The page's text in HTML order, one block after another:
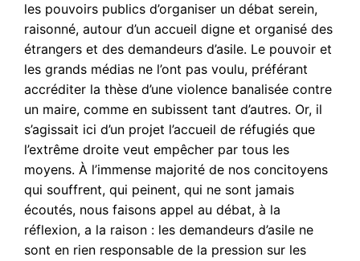
les pouvoirs publics d’organiser un débat serein,
raisonné, autour d’un accueil digne et organisé des
étrangers et des demandeurs d’asile. Le pouvoir et
les grands médias ne l’ont pas voulu, préférant
accréditer la thèse d’une violence banalisée contre
un maire, comme en subissent tant d’autres. Or, il
s’agissait ici d’un projet l’accueil de réfugiés que
l’extrême droite veut empêcher par tous les
moyens. À l’immense majorité de nos concitoyens
qui souffrent, qui peinent, qui ne sont jamais
écoutés, nous faisons appel au débat, à la
réflexion, a la raison : les demandeurs d’asile ne
sont en rien responsable de la pression sur les